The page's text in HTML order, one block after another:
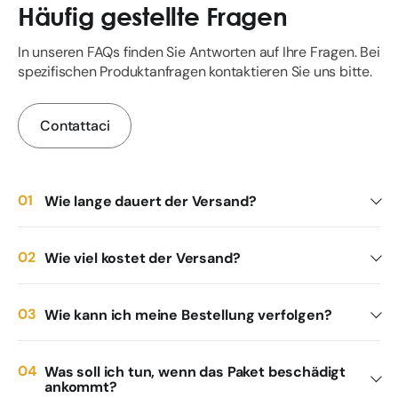
Häufig gestellte Fragen
In unseren FAQs finden Sie Antworten auf Ihre Fragen. Bei
spezifischen Produktanfragen kontaktieren Sie uns bitte.
Contattaci
Wie lange dauert der Versand?
Wie viel kostet der Versand?
Wie kann ich meine Bestellung verfolgen?
Was soll ich tun, wenn das Paket beschädigt
ankommt?